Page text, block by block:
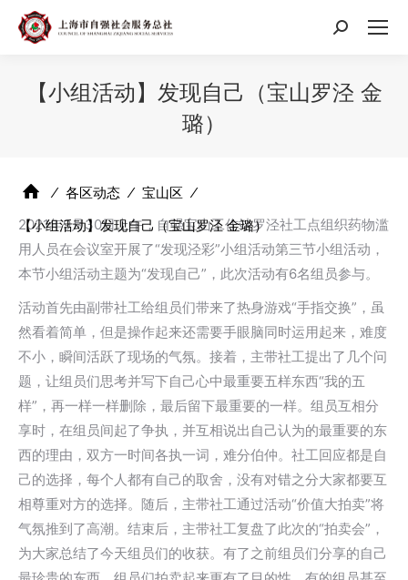
搜
【小组活动】发现自己（宝山罗泾 金
璐）
⁄ 各区动态 ⁄ 宝山区 ⁄
【小组活动】发现自己（宝山罗泾 金璐）
2021年9月30日上午，自强宝山工作站罗泾社工点组织药物滥
用人员在会议室开展了“发现泾彩”小组活动第三节小组活动，
本节小组活动主题为“发现自己”，此次活动有6名组员参与。
活动首先由副带社工给组员们带来了热身游戏“手指交换”，虽
然看着简单，但是操作起来还需要手眼脑同时运用起来，难度
不小，瞬间活跃了现场的气氛。接着，主带社工提出了几个问
题，让组员们思考并写下自己心中最重要五样东西“我的五
样”，再一样一样删除，最后留下最重要的一样。组员互相分
享时，在组员间起了争执，并互相说出自己认为的最重要的东
西的理由，双方一时间各执一词，难分伯仲。社工回应都是自
己的选择，每个人都有自己的取舍，没有对错之分大家都要互
相尊重对方的选择。随后，主带社工通过活动“价值大拍卖”将
气氛推到了高潮。结束后，主带社工复盘了此次的“拍卖会”，
为大家总结了今天组员们的收获。有了之前组员们分享的自己